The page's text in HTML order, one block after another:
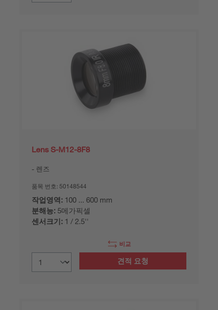
Lens S-M12-8F8
렌즈
품목 번호: 50148544
작업영역: 100 ... 600 mm
분해능: 5메가픽셀
센서크기: 1 / 2.5''
비교
견적 요청